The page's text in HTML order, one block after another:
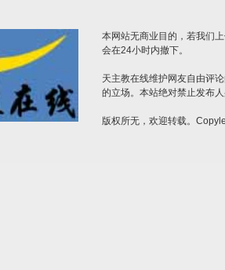
本网站无商业目的，若我们
会在24小时内撤下。
天主教在线维护网友自由评
的立场。本站绝对禁止发布
版权所无，欢迎转载。